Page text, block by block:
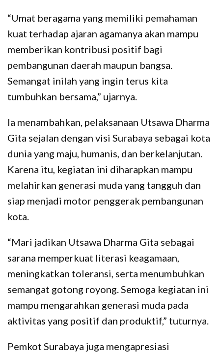
“Umat beragama yang memiliki pemahaman
kuat terhadap ajaran agamanya akan mampu
memberikan kontribusi positif bagi
pembangunan daerah maupun bangsa.
Semangat inilah yang ingin terus kita
tumbuhkan bersama,” ujarnya.
Ia menambahkan, pelaksanaan Utsawa Dharma
Gita sejalan dengan visi Surabaya sebagai kota
dunia yang maju, humanis, dan berkelanjutan.
Karena itu, kegiatan ini diharapkan mampu
melahirkan generasi muda yang tangguh dan
siap menjadi motor penggerak pembangunan
kota.
“Mari jadikan Utsawa Dharma Gita sebagai
sarana memperkuat literasi keagamaan,
meningkatkan toleransi, serta menumbuhkan
semangat gotong royong. Semoga kegiatan ini
mampu mengarahkan generasi muda pada
aktivitas yang positif dan produktif,” tuturnya.
Pemkot Surabaya juga mengapresiasi